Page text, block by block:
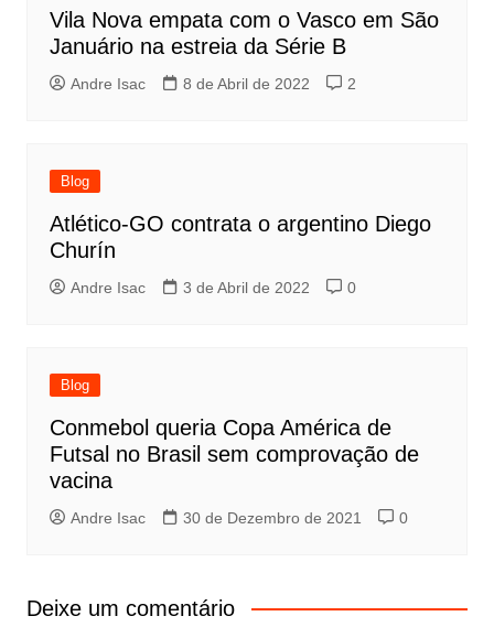
Vila Nova empata com o Vasco em São
Januário na estreia da Série B
Andre Isac 8 de Abril de 2022 2
Blog
Atlético-GO contrata o argentino Diego
Churín
Andre Isac 3 de Abril de 2022 0
Blog
Conmebol queria Copa América de
Futsal no Brasil sem comprovação de
vacina
Andre Isac 30 de Dezembro de 2021 0
Deixe um comentário